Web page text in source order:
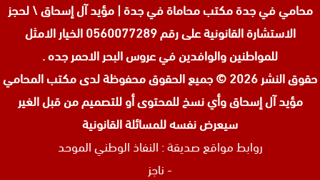
محامي في جدةمكتب محاماة في جدة | مؤيد آل إسحاق \ لحجز
الاستشارة القانونية على رقم 0560077289 الخيار الامثل
للمواطنين والوافدين في عروس البحر الاحمر جده .
حقوق النشر 2026 © جميع الحقوق محفوظة لدى
مكتب المحامي
مؤيد آل إسحاق وأي نسخ للمحتوى أو للتصميم من قبل الغير
سيعرض نفسه للمسائلة القانونية
روابط مواقع صديقة : النفاذ الوطني الموحد
-ناجز